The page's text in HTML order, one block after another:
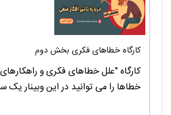
کارگاه خطاهای فکری بخش دوم
کارگاه "علل خطاهای فکری و راهکارهای
خطاها را می توانید در این وبینار یک